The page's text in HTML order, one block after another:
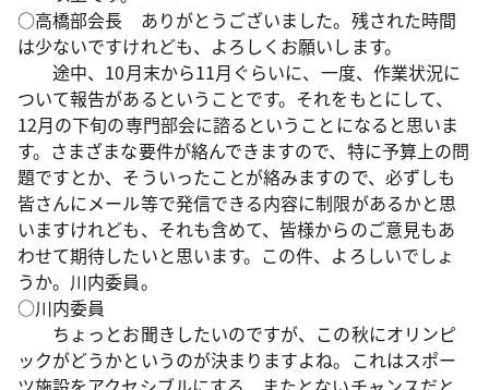
○高橋部会長 ありがとうございました。残された時間
は少ないですけれども、よろしくお願いします。
途中、10月末から11月ぐらいに、一度、作業状況に
ついて報告があるということです。それをもとにして、
12月の下旬の専門部会に諮るということになると思いま
す。さまざまな要件が絡んできますので、特に予算上の問
題ですとか、そういったことが絡みますので、必ずしも
皆さんにメール等で発信できる内容に制限があるかと思
いますけれども、それも含めて、皆様からのご意見もあ
わせて期待したいと思います。この件、よろしいでしょ
うか。川内委員。
○川内委員
ちょっとお聞きしたいのですが、この秋にオリンピ
ックがどうかというのが決まりますよね。これはスポー